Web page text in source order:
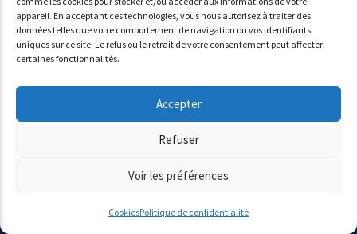
appareil. En acceptant ces technologies, vous nous autorisez à traiter des
données telles que votre comportement de navigation ou vos identifiants
uniques sur ce site. Le refus ou le retrait de votre consentement peut affecter
certaines fonctionnalités.
Accepter
Refuser
Voir les préférences
CookiesPolitique de confidentialité
Partager par SMS
INVITÉ : ALDO QURESHI